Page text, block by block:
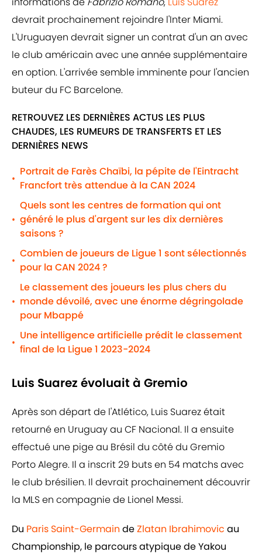
devrait prochainement rejoindre l'Inter Miami.
L'Uruguayen devrait signer un contrat d'un an avec
le club américain avec une année supplémentaire
en option. L'arrivée semble imminente pour l'ancien
buteur du FC Barcelone.
RETROUVEZ LES DERNIÈRES ACTUS LES PLUS
CHAUDES, LES RUMEURS DE TRANSFERTS ET LES
DERNIÈRES NEWS
•
Portrait de Farès Chaïbi, la pépite de l'Eintracht
Francfort très attendue à la CAN 2024
•
Quels sont les centres de formation qui ont
généré le plus d'argent sur les dix dernières
saisons ?
•
Combien de joueurs de Ligue 1 sont sélectionnés
pour la CAN 2024 ?
•
Le classement des joueurs les plus chers du
monde dévoilé, avec une énorme dégringolade
pour Mbappé
•
Une intelligence artificielle prédit le classement
final de la Ligue 1 2023-2024
Luis Suarez évoluait à Gremio
Après son départ de l'Atlético, Luis Suarez était
retourné en Uruguay au CF Nacional. Il a ensuite
effectué une pige au Brésil du côté du Gremio
Porto Alegre. Il a inscrit 29 buts en 54 matchs avec
le club brésilien. Il devrait prochainement découvrir
la MLS en compagnie de Lionel Messi.
Du Paris Saint-Germain deZlatan Ibrahimovic au
Championship, le parcours atypique de Yakou